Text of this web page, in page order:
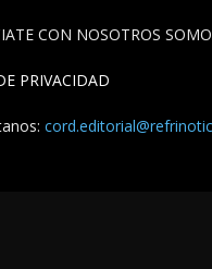
CON NOSOTROS
PRIVACIDAD